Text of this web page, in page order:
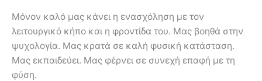
Μόνον καλό μας κάνει η ενασχόληση με τον
λειτουργικό κήπο και η φροντίδα του. Μας βοηθά στην
ψυχολογία. Μας κρατά σε καλή φυσική κατάσταση.
Μας εκπαιδεύει. Μας φέρνει σε συνεχή επαφή με τη
φύση.